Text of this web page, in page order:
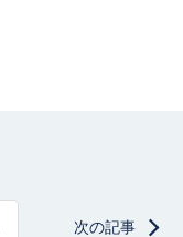
次の記事